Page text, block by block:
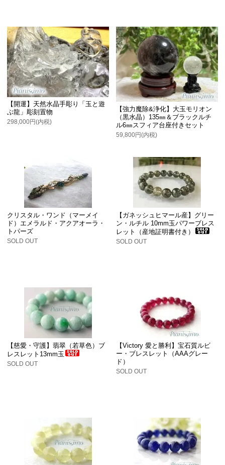
【開運】天然水晶手彫り「玉と遊
ぶ龍」彫刻置物
298,000円(内税)
【強力魔除&浄化】大玉モリオン
（黒水晶）135㎜＆ブラックルチ
ル6㎜スフィア台座付きセット
59,800円(内税)
クリスタル・ワンド（マーメイ
ド）エメラルド・アクアオーラ・
トパーズ
SOLD OUT
【ガネッシュヒマール産】グリー
ン・ルチル 10mm玉パワーブレス
レット（産地証明書付き）
SOLD OUT
【慈愛・守護】翡翠（若草色）ブ
レスレット13mm玉
SOLD OUT
【Victory 愛と勝利】宝石質ルビ
ー・ブレスレット（AAAグレー
ド）
SOLD OUT